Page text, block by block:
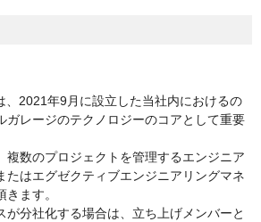
、2021年9月に設立した当社内におけるの
ガレージのテクノロジーのコアとして重要
複数のプロジェクトを管理するエンジニア
たはエグゼクティブエンジニアリングマネ
ます。
が分社化する場合は、立ち上げメンバーと